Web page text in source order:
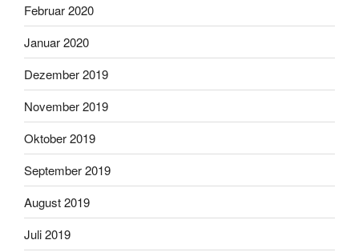
Februar 2020
Januar 2020
Dezember 2019
November 2019
Oktober 2019
September 2019
August 2019
Juli 2019